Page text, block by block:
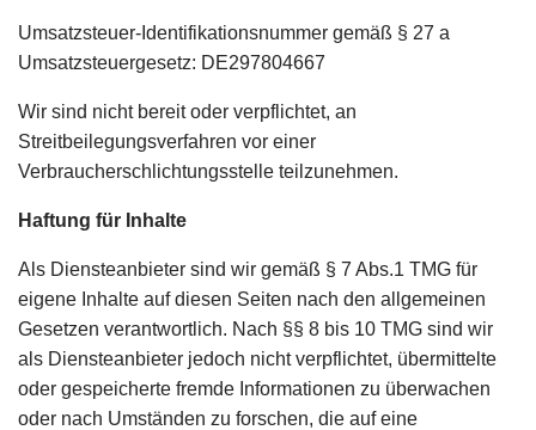
Umsatzsteuer-Identifikationsnummer gemäß § 27 a
Umsatzsteuergesetz: DE297804667
Wir sind nicht bereit oder verpflichtet, an
Streitbeilegungsverfahren vor einer
Verbraucherschlichtungsstelle teilzunehmen.
Haftung für Inhalte
Als Diensteanbieter sind wir gemäß § 7 Abs.1 TMG für
eigene Inhalte auf diesen Seiten nach den allgemeinen
Gesetzen verantwortlich. Nach §§ 8 bis 10 TMG sind wir
als Diensteanbieter jedoch nicht verpflichtet, übermittelte
oder gespeicherte fremde Informationen zu überwachen
oder nach Umständen zu forschen, die auf eine